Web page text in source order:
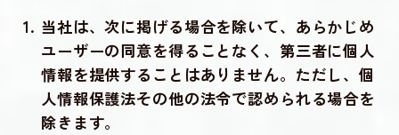
当社は、次に掲げる場合を除いて、あらかじめ
ユーザーの同意を得ることなく、第三者に個人
情報を提供することはありません。ただし、個
人情報保護法その他の法令で認められる場合を
除きます。